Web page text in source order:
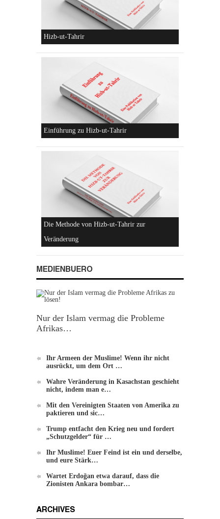
Einführung zu Hizb-ut-Tahrir
Die Methode von Hizb-ut-Tahrir zur
MEDIENBUERO
Nur der Islam vermag die Probleme
Afrikas…
Ihr Armeen der Muslime! Wenn ihr nicht
ausrückt, um dem Ort …
Wahre Veränderung in Kasachstan geschieht
nicht, indem man e…
Mit den Vereinigten Staaten von Amerika zu
paktieren und sic…
Trump entfacht den Krieg neu und fordert
„Schutzgelder“ für …
Ihr Muslime! Euer Feind ist ein und derselbe,
und eure Stärk…
Wartet Erdoğan etwa darauf, dass die
Zionisten Ankara bombar…
ARCHIVES